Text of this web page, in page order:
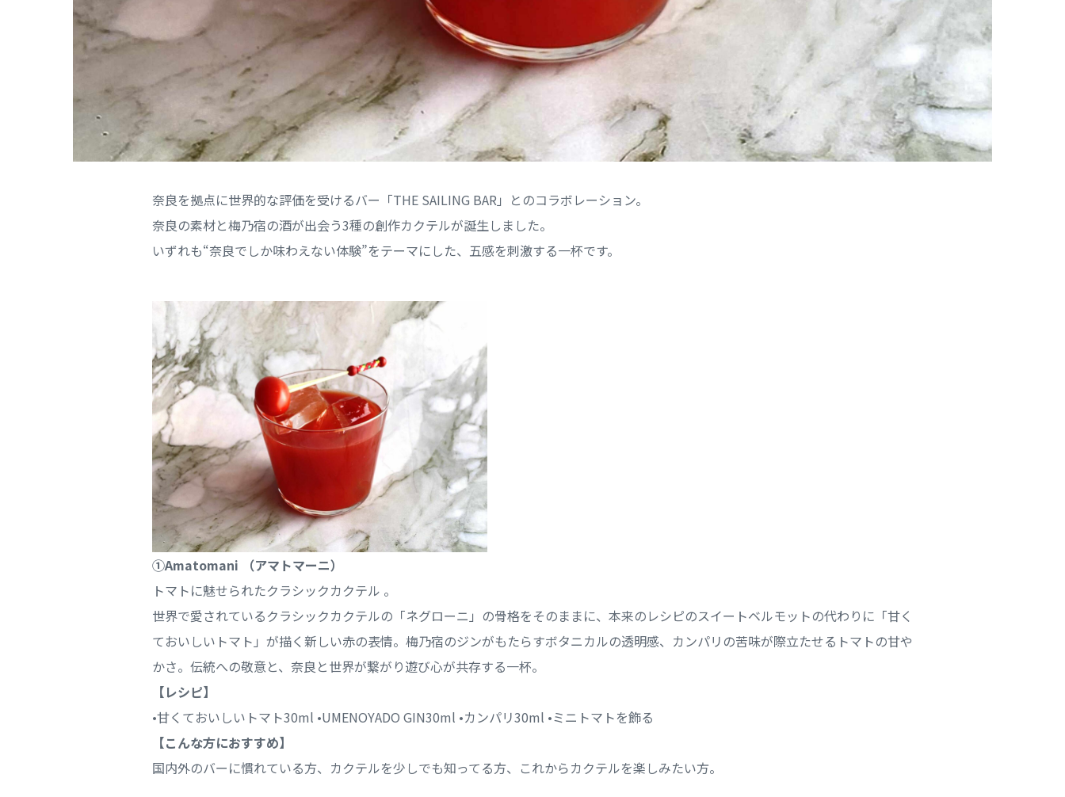
奈良を拠点に世界的な評価を受けるバー「THE SAILING BAR」とのコラボレーション。
奈良の素材と梅乃宿の酒が出会う3種の創作カクテルが誕生しました。
いずれも“奈良でしか味わえない体験”をテーマにした、五感を刺激する一杯です。
①Amatomani （アマトマーニ）
トマトに魅せられたクラシックカクテル 。
世界で愛されているクラシックカクテルの「ネグローニ」の骨格をそのままに、本来のレシピのスイートベルモットの代わりに「甘く
ておいしいトマト」が描く新しい赤の表情。梅乃宿のジンがもたらすボタニカルの透明感、カンパリの苦味が際立たせるトマトの甘や
かさ。伝統への敬意と、奈良と世界が繋がり遊び心が共存する一杯。
【レシピ】
•甘くておいしいトマト30ml •UMENOYADO GIN30ml •カンパリ30ml •ミニトマトを飾る
【こんな方におすすめ】
国内外のバーに慣れている方、カクテルを少しでも知ってる方、これからカクテルを楽しみたい方。